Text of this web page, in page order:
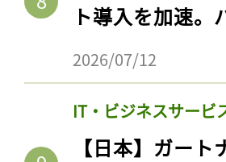
ト導入を加速。
2026/07/12
IT・ビジネスサービ
【日本】ガー